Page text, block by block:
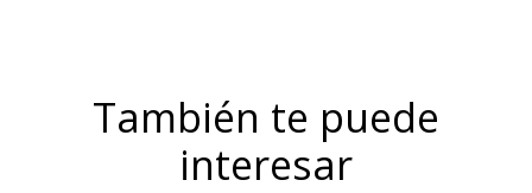
También te puede
interesar